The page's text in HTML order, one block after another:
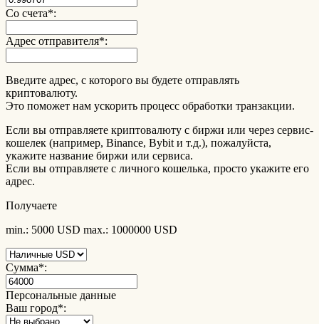
Со счета*:
Адрес отправителя*:
Введите адрес, с которого вы будете отправлять
криптовалюту.
Это поможет нам ускорить процесс обработки транзакции.
Если вы отправляете криптовалюту с биржи или через сервис-
кошелек (например, Binance, Bybit и т.д.), пожалуйста,
укажите название биржи или сервиса.
Если вы отправляете с личного кошелька, просто укажите его
адрес.
Получаете
min.: 5000 USD max.: 1000000 USD
Сумма*:
Персональные данные
Ваш город*: